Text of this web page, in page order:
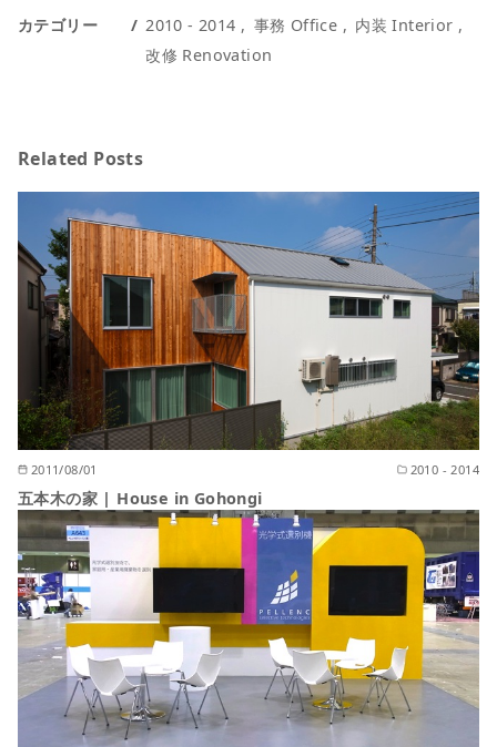
カテゴリー 2010 - 2014 事務 Office
内装 Interior
改修 Renovation
Related Posts
2011/08/01 2010 - 2014
五本木の家 | House in Gohongi